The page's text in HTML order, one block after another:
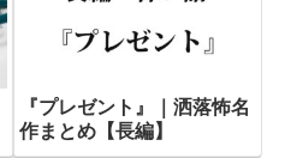
『プレゼント』｜洒落怖名
作まとめ【長編】